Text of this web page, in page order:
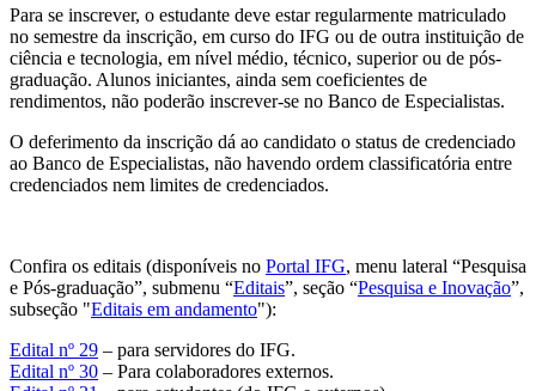
Para se inscrever, o estudante deve estar regularmente matriculado
no semestre da inscrição, em curso do IFG ou de outra instituição de
ciência e tecnologia, em nível médio, técnico, superior ou de pós-
graduação. Alunos iniciantes, ainda sem coeficientes de
rendimentos, não poderão inscrever-se no Banco de Especialistas.
O deferimento da inscrição dá ao candidato o status de credenciado
ao Banco de Especialistas, não havendo ordem classificatória entre
credenciados nem limites de credenciados.
Confira os editais (disponíveis no Portal IFG, menu lateral “Pesquisa
e Pós-graduação”, submenu “Editais”, seção “Pesquisa e Inovação”,
subseção "Editais em andamento"):
Edital nº 29 – para servidores do IFG.
Edital nº 30 – Para colaboradores externos.